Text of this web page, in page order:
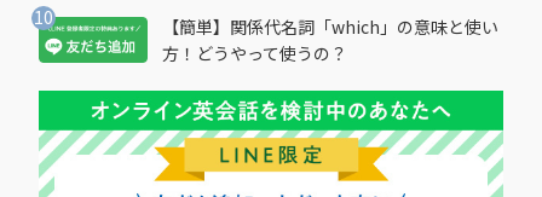
【簡単】関係代名詞「which」の意味と使い
方！どうやって使うの？